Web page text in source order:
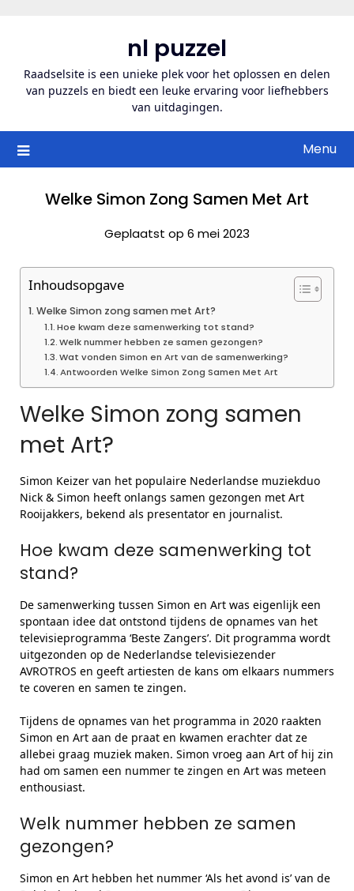
inhoud
nl puzzel
Raadselsite is een unieke plek voor het oplossen en delen
van puzzels en biedt een leuke ervaring voor liefhebbers
van uitdagingen.
Menu
Welke Simon Zong Samen Met Art
Geplaatst op 6 mei 2023
Inhoudsopgave
Welke Simon zong samen met Art?
Hoe kwam deze samenwerking tot stand?
Welk nummer hebben ze samen gezongen?
Wat vonden Simon en Art van de samenwerking?
Antwoorden Welke Simon Zong Samen Met Art
Welke Simon zong samen
met Art?
Simon Keizer van het populaire Nederlandse muziekduo
Nick & Simon heeft onlangs samen gezongen met Art
Rooijakkers, bekend als presentator en journalist.
Hoe kwam deze samenwerking tot
stand?
De samenwerking tussen Simon en Art was eigenlijk een
spontaan idee dat ontstond tijdens de opnames van het
televisieprogramma ‘Beste Zangers’. Dit programma wordt
uitgezonden op de Nederlandse televisiezender
AVROTROS en geeft artiesten de kans om elkaars nummers
te coveren en samen te zingen.
Tijdens de opnames van het programma in 2020 raakten
Simon en Art aan de praat en kwamen erachter dat ze
allebei graag muziek maken. Simon vroeg aan Art of hij zin
had om samen een nummer te zingen en Art was meteen
enthousiast.
Welk nummer hebben ze samen
gezongen?
Simon en Art hebben het nummer ‘Als het avond is’ van de